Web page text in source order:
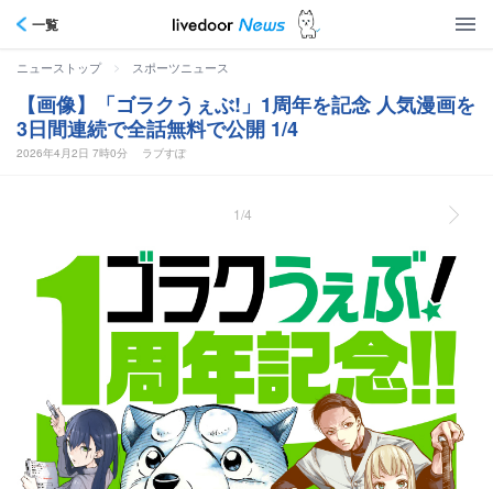
一覧
ニューストップ > スポーツニュース
【画像】「ゴラクうぇぶ!」1周年を記念 人気漫画を
3日間連続で全話無料で公開 1/4
2026年4月2日 7時0分 ラブすぽ
1/4